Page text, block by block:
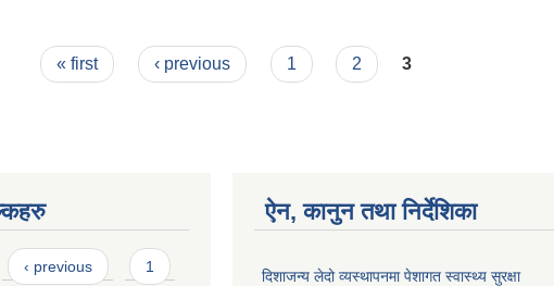
« first ‹ previous 1 2 3
‹ previous
1
ऐन, कानुन तथा निर्देशिका
दिशाजन्य लेदो व्यस्थापनमा पेशागत स्वास्थ्य सुरक्षा